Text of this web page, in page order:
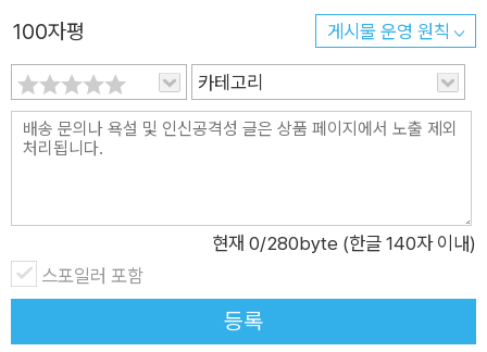
지 않으면 쉽게 틀릴 수 있는 지점이다. 저자는 이와 관련한 약 4
0여 개의 잘못된 예문을 제공하고, 틀린 부분을 짚어주며 명쾌하
게 해설한다. 더 나아가 수정 답안을 제시하며 청소년 독자에게
올바른 글쓰기 모델을 내세워 보인다. 특별히 주목할 점은 본문에
인용된 본보기 사례 글이다. 또래 학생들의 모범 답안과 현직 기
키울 수 있도록 도왔다. 좀더 깊이 살펴보면 좋을 항목들은 ‘더 알
아보기’에 구체적으로 정리했다. 각 장의 끝머리에 삽입한 ‘글쓰
기 실험실’에서는 ‘성격에 따라 달라지는 글쓰기 선호 유형’ ‘설계
도가 글쓰기에 미치는 영향’ ‘로봇의 글쓰기’ 등과 같은 흥미로운
100자평 게시물 운영 원칙
카테고리
현재 0/280byte (한글 140자 이내)
스포일러 포함
등록